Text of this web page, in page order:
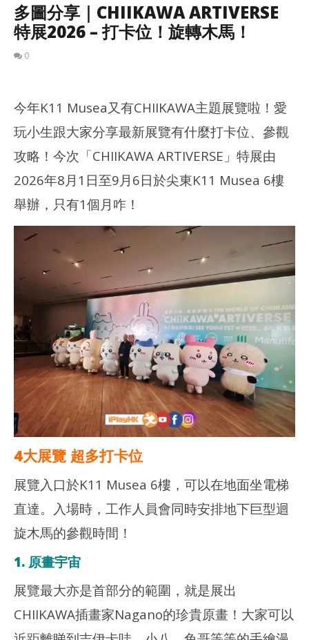
多圖分享｜CHIIKAWA ARTIVERSE
特展2026 – 打卡位！旋轉木馬！
0
NOW VIEWING
多圖分享｜CHIIKAWA ARTIVERSE 特展2026 – 打卡位！旋轉木
馬！
2026
年 8
月 2
日
香
港
愛
月 2
日
港
玩
生
今年K11 Musea又有CHIIKAWA主題展覽啦！愛
玩小生跟大家分享最新展覽有什麼打卡位、參觀
攻略！今次「CHIIKAWA ARTIVERSE」特展由
2026年8月1日至9月6日於尖東K11 Musea 6樓
舉辦，只有1個月咋！
4大展覽 超多打卡位
展覽入口於K11 Musea 6樓，可以在地面坐電梯
直達。入場時，工作人員會同時安排地下巨型迴
旋木馬的參觀時間！
1. 原畫宇宙
展覽最大亦是首部分的範圍，就是展出
CHIIKAWA插畫家Nagano的珍貴原畫！大家可以